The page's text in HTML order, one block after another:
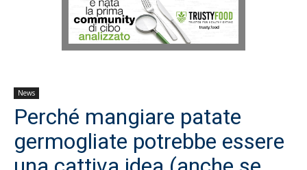
Salvagente
News
Perché mangiare patate
germogliate potrebbe essere